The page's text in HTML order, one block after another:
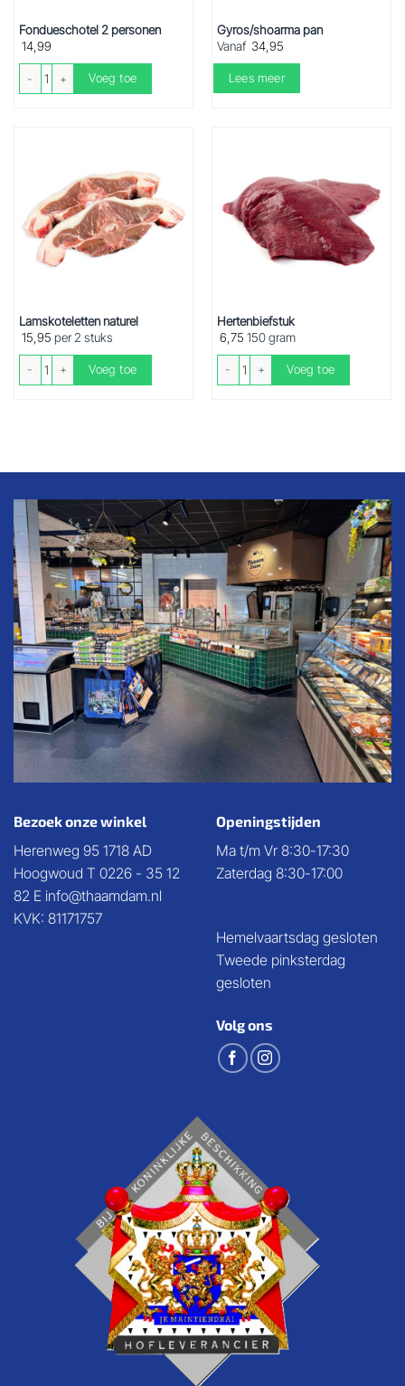
Fondueschotel 2 personen
14,99
Fondueschotel 2 personen aantal
Voeg toe
Gyros/shoarma pan
Vanaf 34,95
Lees meer
Lamskoteletten naturel
15,95 per 2 stuks
Lamskoteletten naturel aantal
Voeg toe
Hertenbiefstuk
6,75 150 gram
Hertenbiefstuk aantal
Voeg toe
Bezoek onze winkel
Herenweg 95 1718 AD
Hoogwoud T 0226 - 35 12
82 E info@thaamdam.nl
KVK: 81171757
Openingstijden
Ma t/m Vr 8:30-17:30
Zaterdag 8:30-17:00
Hemelvaartsdag gesloten
Tweede pinksterdag
gesloten
Volg ons